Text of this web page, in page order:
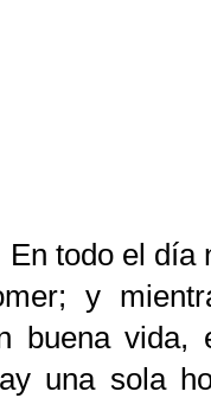
En todo el día
y
buena vida,
una sola